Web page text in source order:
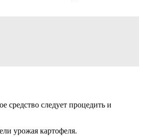
средство следует процедить и
урожая картофеля.